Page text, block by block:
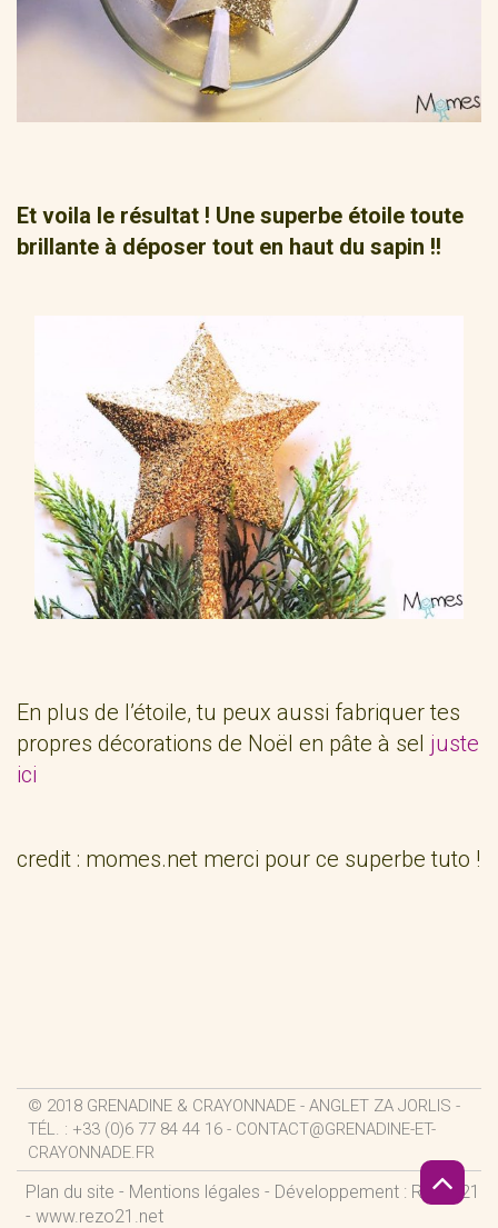
Et voila le résultat ! Une superbe étoile toute
brillante à déposer tout en haut du sapin !!
En plus de l’étoile, tu peux aussi fabriquer tes
propres décorations de Noël en pâte à sel juste
ici
credit : momes.net merci pour ce superbe tuto !
© 2018 GRENADINE & CRAYONNADE - ANGLET ZA JORLIS -
TÉL. : +33 (0)6 77 84 44 16 - CONTACT@GRENADINE-ET-
CRAYONNADE.FR
Plan du site - Mentions légales - Développement : REZO 21
- www.rezo21.net